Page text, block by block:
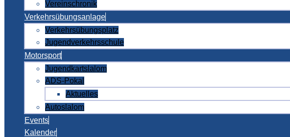
Vereinschronik
Verkehrsübungsanlage
Verkehrsübungsplatz
Jugendverkehrsschule
Motorsport
Jugendkartslalom
ADS-Pokal
Aktuelles
Autoslalom
Events
Kalender